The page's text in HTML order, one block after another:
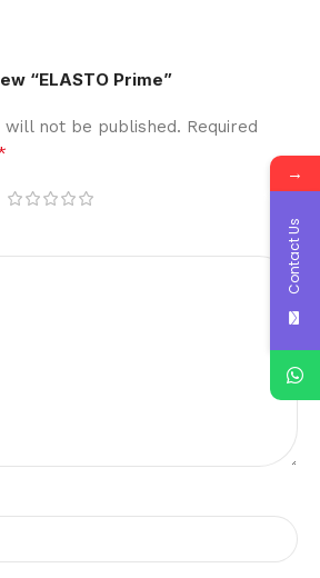
“ELASTO Prime”
will not be published. Required
→
Contact Us